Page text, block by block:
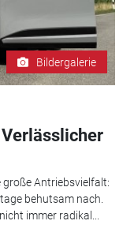
Bildergalerie
große Antriebsvielfalt:
behutsam nach.
immer radikal...